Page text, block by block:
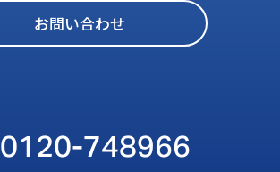
お問い合わせ
0120-748966